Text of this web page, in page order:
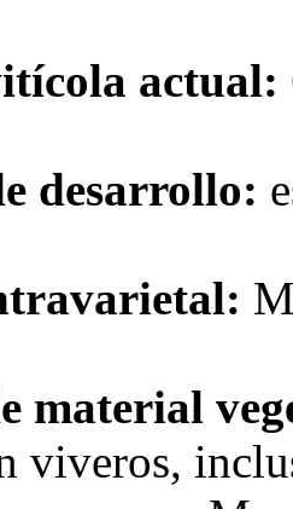
actual:
desarrollo:
material
viveros,